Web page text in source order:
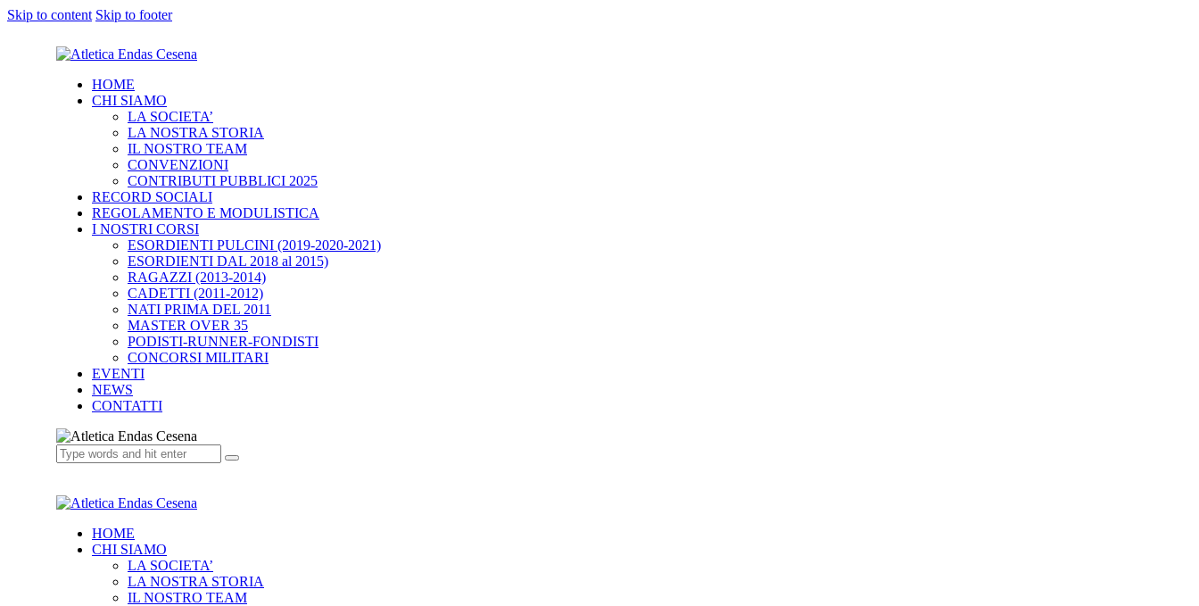
Skip to content Skip to footer
HOME
CHI SIAMO
LA SOCIETA’
LA NOSTRA STORIA
IL NOSTRO TEAM
CONVENZIONI
CONTRIBUTI PUBBLICI 2025
RECORD SOCIALI
REGOLAMENTO E MODULISTICA
I NOSTRI CORSI
ESORDIENTI PULCINI (2019-2020-2021)
ESORDIENTI DAL 2018 al 2015)
RAGAZZI (2013-2014)
CADETTI (2011-2012)
NATI PRIMA DEL 2011
MASTER OVER 35
PODISTI-RUNNER-FONDISTI
CONCORSI MILITARI
EVENTI
NEWS
CONTATTI
HOME
CHI SIAMO
LA SOCIETA’
LA NOSTRA STORIA
IL NOSTRO TEAM